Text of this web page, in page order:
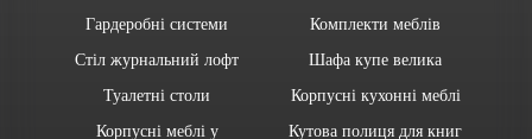
Гардеробні системи
Комплекти меблів
Стіл журнальний лофт
Туалетні столи
Корпусні меблі у
Шафа купе велика
Корпусні кухонні меблі
Кутова полиця для книг